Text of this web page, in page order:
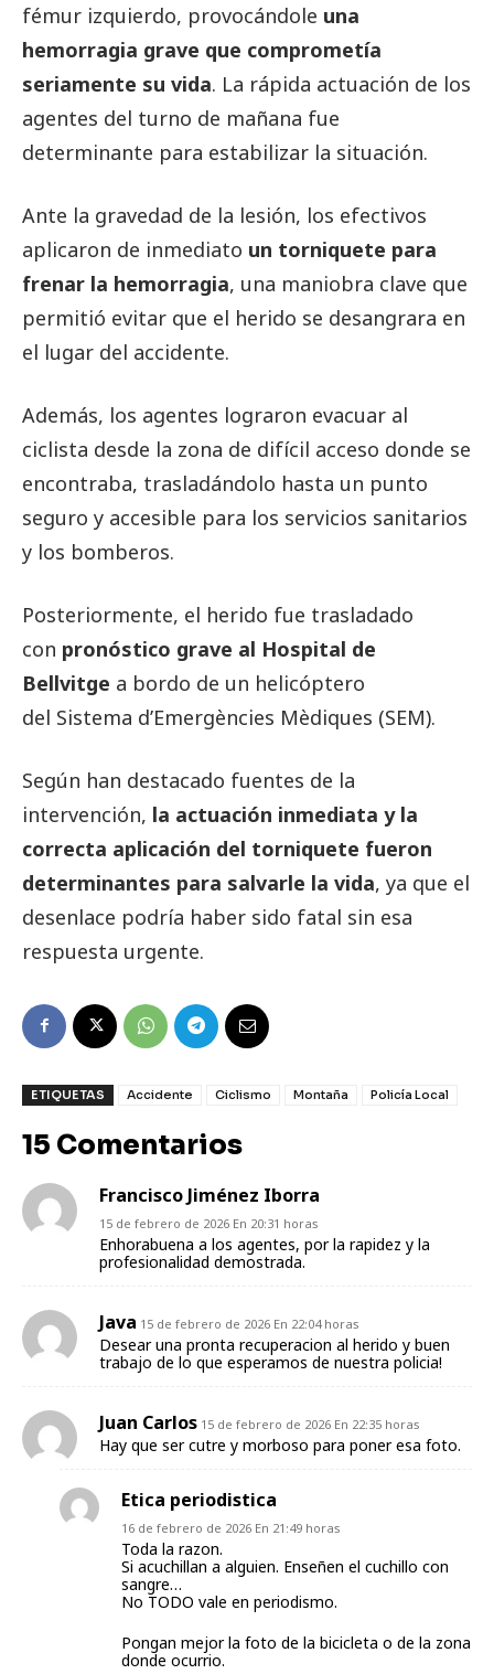
fémur izquierdo, provocándole una
hemorragia grave que comprometía
seriamente su vida. La rápida actuación de los
agentes del turno de mañana fue
determinante para estabilizar la situación.
Ante la gravedad de la lesión, los efectivos
aplicaron de inmediato un torniquete para
frenar la hemorragia, una maniobra clave que
permitió evitar que el herido se desangrara en
el lugar del accidente.
Además, los agentes lograron evacuar al
ciclista desde la zona de difícil acceso donde se
encontraba, trasladándolo hasta un punto
seguro y accesible para los servicios sanitarios
y los bomberos.
Posteriormente, el herido fue trasladado
con pronóstico grave al Hospital de
Bellvitge a bordo de un helicóptero
del Sistema d’Emergències Mèdiques (SEM).
Según han destacado fuentes de la
intervención, la actuación inmediata y la
correcta aplicación del torniquete fueron
determinantes para salvarle la vida, ya que el
desenlace podría haber sido fatal sin esa
respuesta urgente.
ETIQUETAS Accidente Ciclismo Montaña Policía Local
15 Comentarios
Francisco Jiménez Iborra
15 de febrero de 2026 En 20:31 horas
Enhorabuena a los agentes, por la rapidez y la
profesionalidad demostrada.
Java 15 de febrero de 2026 En 22:04 horas
Desear una pronta recuperacion al herido y buen
trabajo de lo que esperamos de nuestra policia!
Juan Carlos 15 de febrero de 2026 En 22:35 horas
Hay que ser cutre y morboso para poner esa foto.
Etica periodistica
16 de febrero de 2026 En 21:49 horas
Toda la razon.
Si acuchillan a alguien. Enseñen el cuchillo con
sangre…
No TODO vale en periodismo.
Pongan mejor la foto de la bicicleta o de la zona
donde ocurrio.